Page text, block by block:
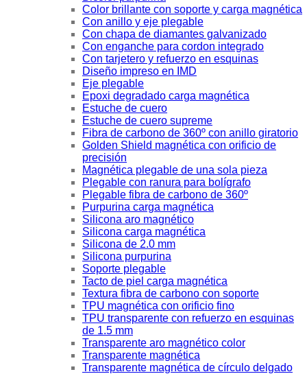
Color brillante con soporte y carga magnética
Con anillo y eje plegable
Con chapa de diamantes galvanizado
Con enganche para cordon integrado
Con tarjetero y refuerzo en esquinas
Diseño impreso en IMD
Eje plegable
Epoxi degradado carga magnética
Estuche de cuero
Estuche de cuero supreme
Fibra de carbono de 360º con anillo giratorio
Golden Shield magnética con orificio de
precisión
Magnética plegable de una sola pieza
Plegable con ranura para bolígrafo
Plegable fibra de carbono de 360º
Purpurina carga magnética
Silicona aro magnético
Silicona carga magnética
Silicona de 2.0 mm
Silicona purpurina
Soporte plegable
Tacto de piel carga magnética
Textura fibra de carbono con soporte
TPU magnética con orificio fino
TPU transparente con refuerzo en esquinas
de 1.5 mm
Transparente aro magnético color
Transparente magnética
Transparente magnética de círculo delgado